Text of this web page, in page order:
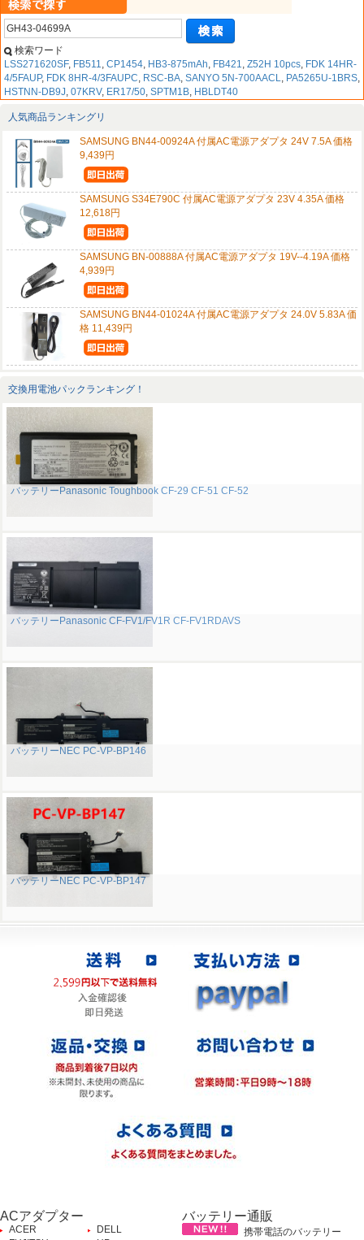
検索ワード
LSS271620SF, FB511, CP1454, HB3-875mAh, FB421, Z52H 10pcs, FDK 14HR-
4/5FAUP, FDK 8HR-4/3FAUPC, RSC-BA, SANYO 5N-700AACL, PA5265U-1BRS,
HSTNN-DB9J, 07KRV, ER17/50, SPTM1B, HBLDT40
人気商品ランキングリ
SAMSUNG BN44-00924A 付属AC電源アダプタ 24V 7.5A 価格
9,439円
SAMSUNG S34E790C 付属AC電源アダプタ 23V 4.35A 価格
12,618円
SAMSUNG BN-00888A 付属AC電源アダプタ 19V--4.19A 価格
4,939円
SAMSUNG BN44-01024A 付属AC電源アダプタ 24.0V 5.83A 価
格 11,439円
交換用電池パックランキング！
バッテリーPanasonic Toughbook CF-29 CF-51 CF-52
バッテリーPanasonic CF-FV1/FV1R CF-FV1RDAVS
バッテリーNEC PC-VP-BP146
バッテリーNEC PC-VP-BP147
ACアダプター
ACER
DELL
バッテリー通販
携帯電話のバッテリー